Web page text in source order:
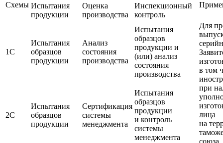
Схемы Испытания
продукции
Оценка
производства
Инспекционный
контроль
1С
Испытания
образцов
продукции
Анализ
состояния
производства
Испытания
образцов
продукции и
(или) анализ
состояния
производства
Для
в том
при
лица
на
2С
Испытания
образцов
продукции
Сертификация
системы
менеджмента
Испытания
образцов
продукции
и контроль
системы
менеджмента